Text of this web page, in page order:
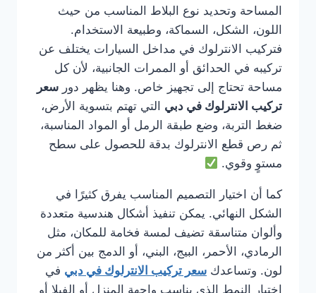
المساحة وتحديد نوع البلاط المناسب من حيث
اللون، الشكل، السماكة، وطبيعة الاستخدام.
فتركيب الانترلوك في مداخل السيارات يختلف عن
تركيبه في الحدائق أو الممرات الجانبية، لأن كل
مساحة تحتاج إلى تجهيز خاص. وهنا يظهر دور سعر
تركيب الانترلوك في دبي التي تهتم بتسوية الأرض،
ضغط التربة، وضع طبقة الرمل أو المواد المناسبة،
ثم رص قطع الانترلوك بدقة للحصول على سطح
مستوٍ وقوي.
كما أن اختيار التصميم المناسب يفرق كثيرًا في
الشكل النهائي. يمكن تنفيذ أشكال هندسية متعددة
وألوان متناسقة تضيف لمسة فخامة للمكان، مثل
الرمادي، الأحمر، البيج، البني، أو الدمج بين أكثر من
لون. وتساعدك سعر تركيب الانترلوك في دبي في
اختيار النمط الذي يناسب واجهة المنزل أو الفيلا أو